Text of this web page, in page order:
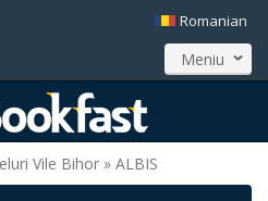
Romanian
Meniu
Vile Bihor » ALBIS